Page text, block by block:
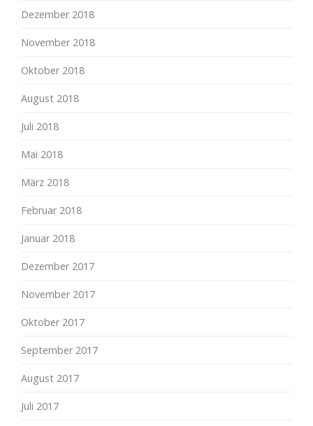
Dezember 2018
November 2018
Oktober 2018
August 2018
Juli 2018
Mai 2018
März 2018
Februar 2018
Januar 2018
Dezember 2017
November 2017
Oktober 2017
September 2017
August 2017
Juli 2017